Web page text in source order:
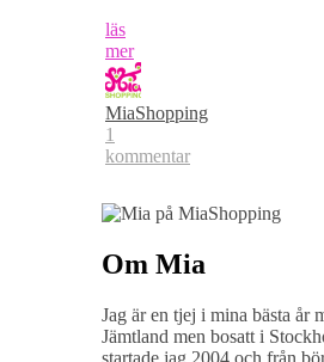
läs
mer
MiaShopping
1
kommentar
Om Mia
Jag är en tjej i mina bästa år
Jämtland men bosatt i
startade jag 2004 och från